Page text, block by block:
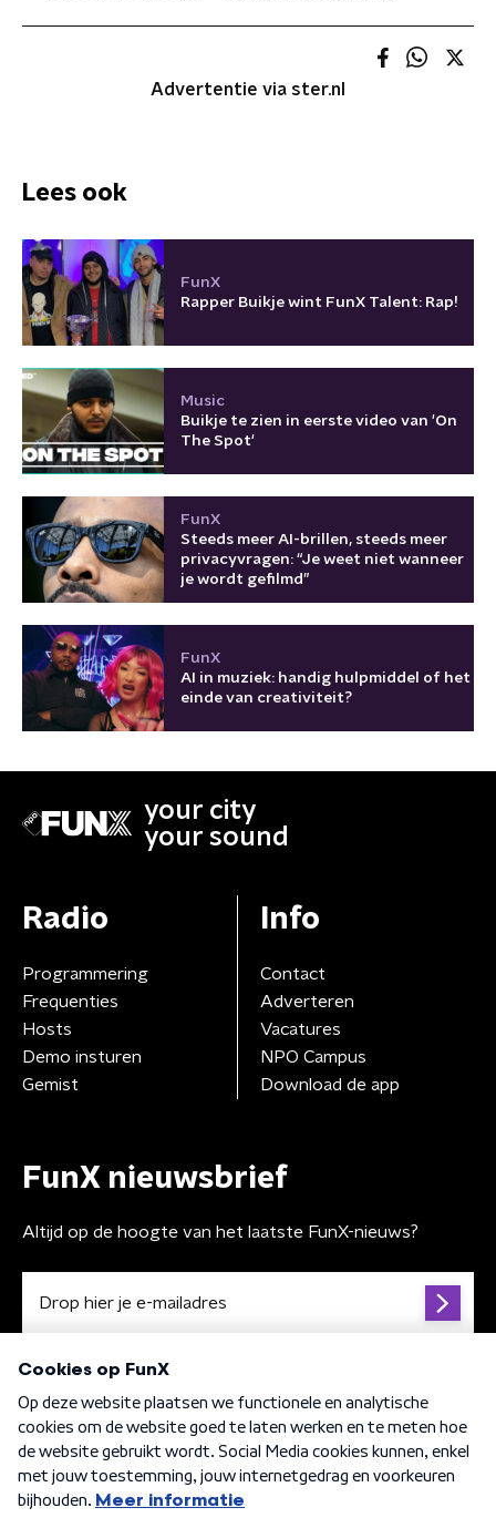
Advertentie via ster.nl
Lees ook
FunX
Rapper Buikje wint FunX Talent: Rap!
Music
Buikje te zien in eerste video van 'On
The Spot'
FunX
Steeds meer AI-brillen, steeds meer
privacyvragen: “Je weet niet wanneer
je wordt gefilmd”
FunX
AI in muziek: handig hulpmiddel of het
einde van creativiteit?
your city
your sound
Radio
Programmering
Frequenties
Hosts
Demo insturen
Gemist
Info
Contact
Adverteren
Vacatures
NPO Campus
Download de app
FunX nieuwsbrief
Altijd op de hoogte van het laatste FunX-nieuws?
Algemene voorwaarden Privacybeleid